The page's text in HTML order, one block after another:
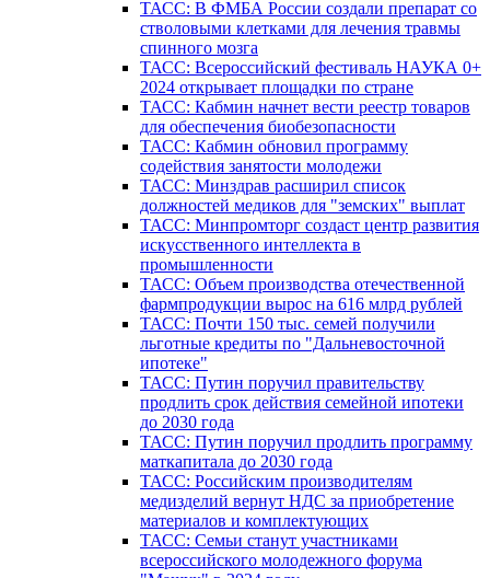
ТАСС: В ФМБА России создали препарат со
стволовыми клетками для лечения травмы
спинного мозга
ТАСС: Всероссийский фестиваль НАУКА 0+
2024 открывает площадки по стране
ТАСС: Кабмин начнет вести реестр товаров
для обеспечения биобезопасности
ТАСС: Кабмин обновил программу
содействия занятости молодежи
ТАСС: Минздрав расширил список
должностей медиков для "земских" выплат
ТАСС: Минпромторг создаст центр развития
искусственного интеллекта в
промышленности
ТАСС: Объем производства отечественной
фармпродукции вырос на 616 млрд рублей
ТАСС: Почти 150 тыс. семей получили
льготные кредиты по "Дальневосточной
ипотеке"
ТАСС: Путин поручил правительству
продлить срок действия семейной ипотеки
до 2030 года
ТАСС: Путин поручил продлить программу
маткапитала до 2030 года
ТАСС: Российским производителям
медизделий вернут НДС за приобретение
материалов и комплектующих
ТАСС: Семьи станут участниками
всероссийского молодежного форума